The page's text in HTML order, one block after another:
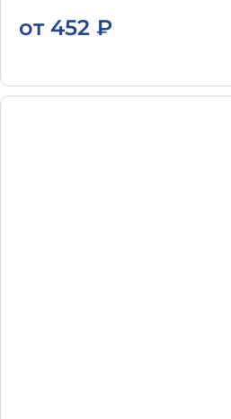
от 452 ₽